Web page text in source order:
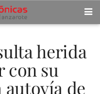
herida
con su
autovía de